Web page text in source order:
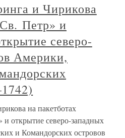
и Чирикова
Петр» и
северо-
Америки,
на пакетботах
открытие северо-западных
и Командорских островов